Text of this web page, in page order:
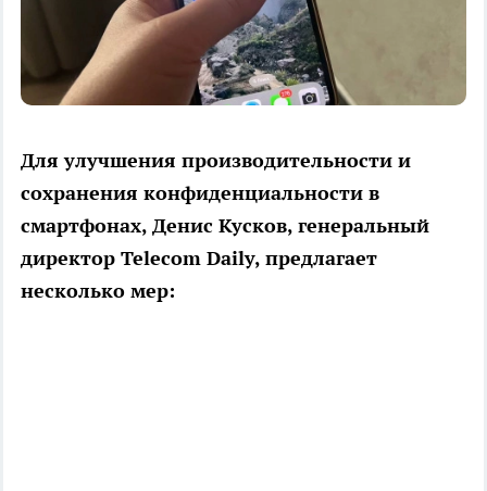
Для улучшения производительности и
сохранения конфиденциальности в
смартфонах, Денис Кусков, генеральный
директор Telecom Daily, предлагает
несколько мер: